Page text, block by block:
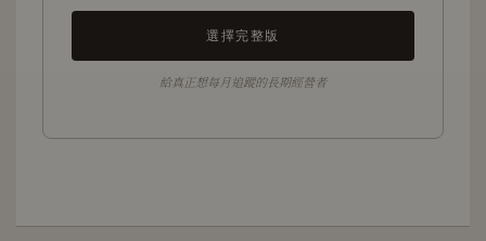
選擇完整版
給真正想每月追蹤的長期經營者